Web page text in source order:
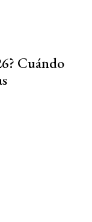
Cuándo